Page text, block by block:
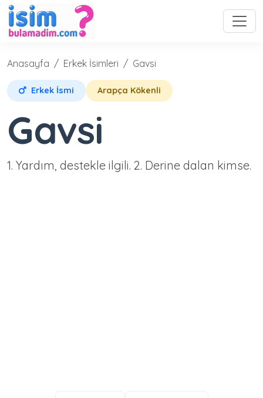
Anasayfa Erkek İsimleri Gavsi
Erkek İsmi Arapça Kökenli
Gavsi
1. Yardım, destekle ilgili. 2. Derine dalan kimse.